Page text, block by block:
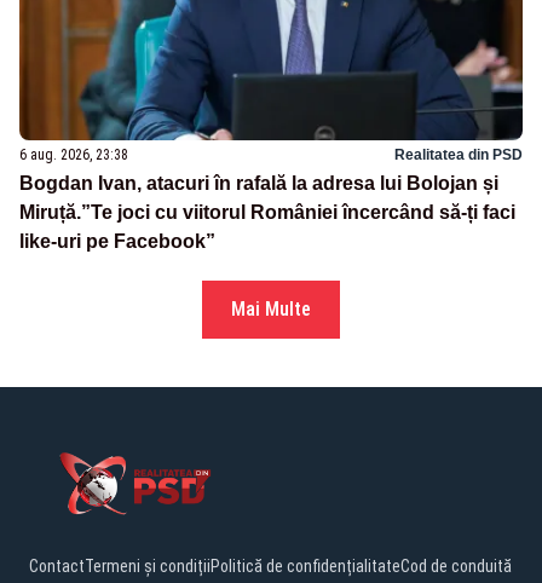
6 aug. 2026, 23:38 Realitatea din PSD
Bogdan Ivan, atacuri în rafală la adresa lui Bolojan și
Miruță.”Te joci cu viitorul României încercând să-ți faci
like-uri pe Facebook”
Mai Multe
ContactTermeni și condițiiPolitică de confidențialitateCod de conduită